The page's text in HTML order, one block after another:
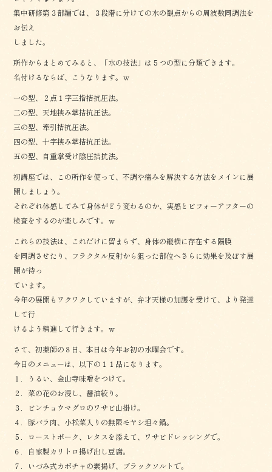
集中研修第３部編では、３段階に分けての水の観点からの周波数同調法を
お伝え
しました。
所作からまとめてみると、「水の技法」は５つの型に分類できます。
名付けるならば、こうなります。ｗ
一の型、２点１字三指拮抗圧法。
二の型、天地挟み掌拮抗圧法。
三の型、牽引拮抗圧法。
四の型、十字挟み掌拮抗圧法。
五の型、自重掌受け陰圧拮抗法。
初講座では、この所作を使って、不調や痛みを解決する方法をメインに展
開しましょう。
それぞれ体感してみて身体がどう変わるのか、実感とビフォーアフターの
検査をするのが楽しみです。ｗ
これらの技法は、これだけに留まらず、身体の縦横に存在する隔膜
を同調させたり、フラクタル反射から狙った部位へさらに効果を及ぼす展
開が待っ
ています。
今年の展開もワクワクしていますが、弁才天様の加護を受けて、より発達
して行
けるよう精進して行きます。ｗ
さて、初薬師の８日、本日は今年お初の水曜会です。
今日のメニューは、以下の１１品になります。
１．うるい、金山寺味噌をつけて。
２．菜の花のお浸し、醤油絞り。
３．ビンチョウマグロのワサビ山掛け。
４．豚バラ肉、小松菜入りの無限モヤシ坦々鍋。
５．ローストポーク、レタスを添えて、ワサビドレッシングで。
６．自家製カリトロ揚げ出し豆腐。
７．いづみ式カボチャの素揚げ、ブラックソルトで。